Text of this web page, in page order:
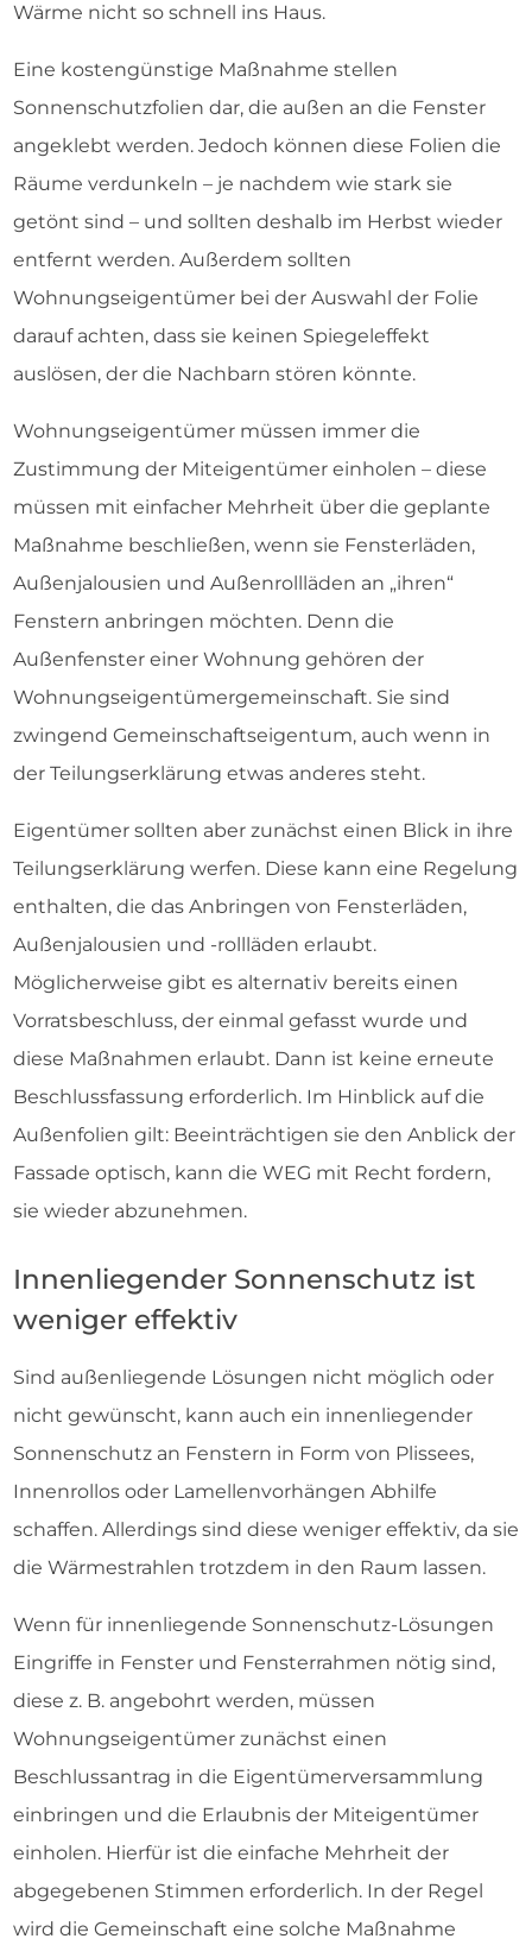
Wärme nicht so schnell ins Haus.
Eine kostengünstige Maßnahme stellen
Sonnenschutzfolien dar, die außen an die Fenster
angeklebt werden. Jedoch können diese Folien die
Räume verdunkeln – je nachdem wie stark sie
getönt sind – und sollten deshalb im Herbst wieder
entfernt werden. Außerdem sollten
Wohnungseigentümer bei der Auswahl der Folie
darauf achten, dass sie keinen Spiegeleffekt
auslösen, der die Nachbarn stören könnte.
Wohnungseigentümer müssen immer die
Zustimmung der Miteigentümer einholen – diese
müssen mit einfacher Mehrheit über die geplante
Maßnahme beschließen, wenn sie Fensterläden,
Außenjalousien und Außenrollläden an „ihren“
Fenstern anbringen möchten. Denn die
Außenfenster einer Wohnung gehören der
Wohnungseigentümergemeinschaft. Sie sind
zwingend Gemeinschaftseigentum, auch wenn in
der Teilungserklärung etwas anderes steht.
Eigentümer sollten aber zunächst einen Blick in ihre
Teilungserklärung werfen. Diese kann eine Regelung
enthalten, die das Anbringen von Fensterläden,
Außenjalousien und -rollläden erlaubt.
Möglicherweise gibt es alternativ bereits einen
Vorratsbeschluss, der einmal gefasst wurde und
diese Maßnahmen erlaubt. Dann ist keine erneute
Beschlussfassung erforderlich. Im Hinblick auf die
Außenfolien gilt: Beeinträchtigen sie den Anblick der
Fassade optisch, kann die WEG mit Recht fordern,
sie wieder abzunehmen.
Innenliegender Sonnenschutz ist
weniger effektiv
Sind außenliegende Lösungen nicht möglich oder
nicht gewünscht, kann auch ein innenliegender
Sonnenschutz an Fenstern in Form von Plissees,
Innenrollos oder Lamellenvorhängen Abhilfe
schaffen. Allerdings sind diese weniger effektiv, da sie
die Wärmestrahlen trotzdem in den Raum lassen.
Wenn für innenliegende Sonnenschutz-Lösungen
Eingriffe in Fenster und Fensterrahmen nötig sind,
diese z. B. angebohrt werden, müssen
Wohnungseigentümer zunächst einen
Beschlussantrag in die Eigentümerversammlung
einbringen und die Erlaubnis der Miteigentümer
einholen. Hierfür ist die einfache Mehrheit der
abgegebenen Stimmen erforderlich. In der Regel
wird die Gemeinschaft eine solche Maßnahme